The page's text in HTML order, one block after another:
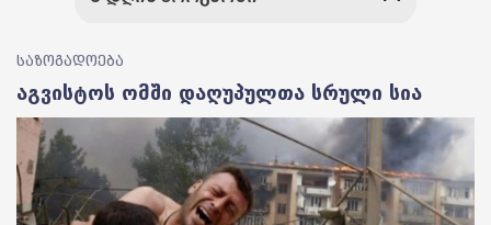
საზოგადოება
აგვისტოს ომში დაღუპულთა სრული სია